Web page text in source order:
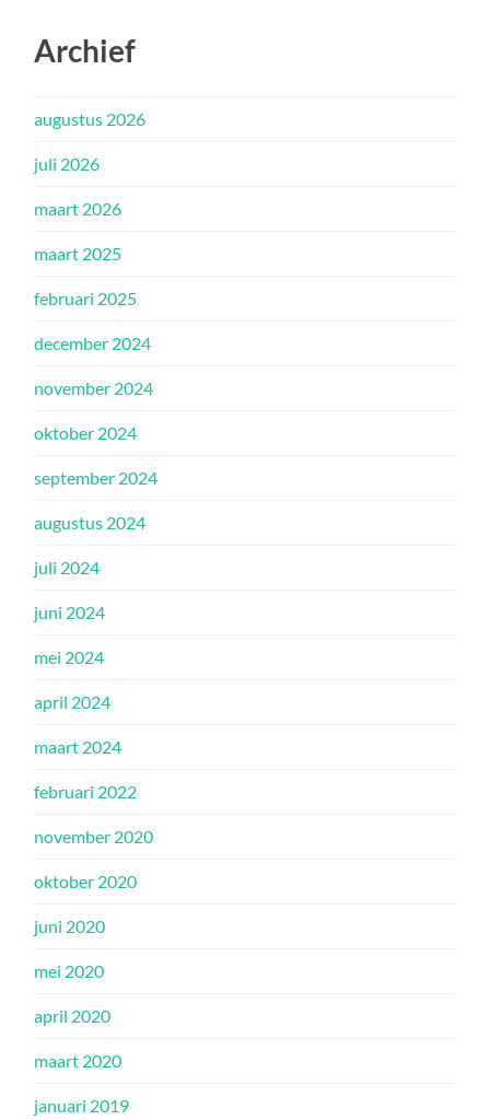
Archief
augustus 2026
juli 2026
maart 2026
maart 2025
februari 2025
december 2024
november 2024
oktober 2024
september 2024
augustus 2024
juli 2024
juni 2024
mei 2024
april 2024
maart 2024
februari 2022
november 2020
oktober 2020
juni 2020
mei 2020
april 2020
maart 2020
januari 2019